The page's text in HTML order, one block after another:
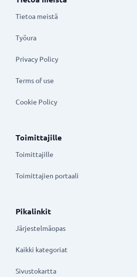
Tietoa meistä
Työura
Privacy Policy
Terms of use
Cookie Policy
Toimittajille
Toimittajille
Toimittajien portaali
Pikalinkit
Järjestelmäopas
Kaikki kategoriat
Sivustokartta